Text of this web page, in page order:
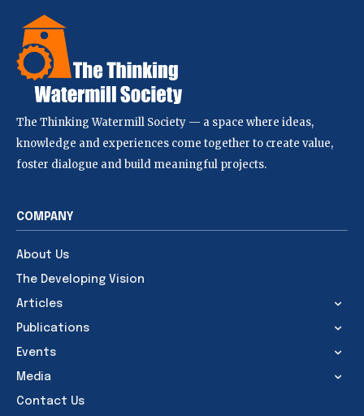
The Thinking Watermill Society — a space where ideas,
knowledge and experiences come together to create value,
foster dialogue and build meaningful projects.
COMPANY
About Us
The Developing Vision
Articles
Publications
Events
Media
Contact Us